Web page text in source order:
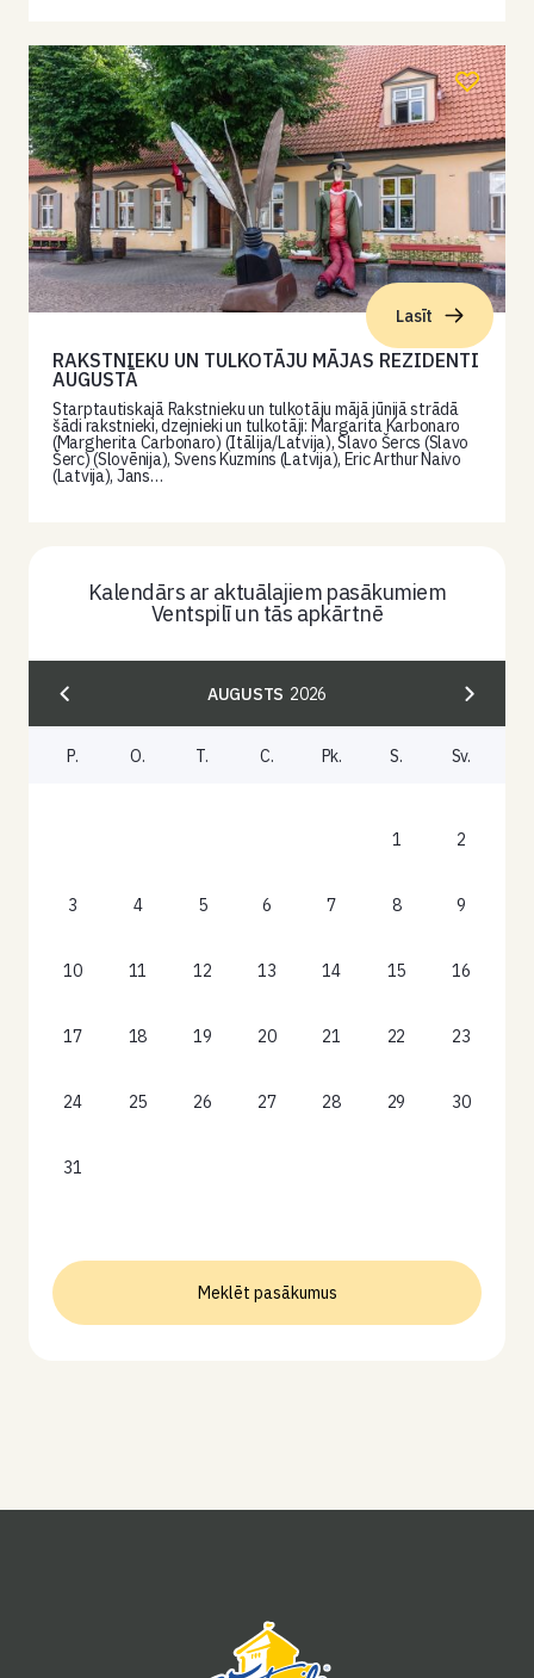
Lasīt
RAKSTNIEKU UN TULKOTĀJU MĀJAS REZIDENTI
AUGUSTĀ
Starptautiskajā Rakstnieku un tulkotāju mājā jūnijā strādā
šādi rakstnieki, dzejnieki un tulkotāji: Margarita Karbonaro
(Margherita Carbonaro) (Itālija/Latvija), Slavo Šercs (Slavo
Šerc) (Slovēnija), Svens Kuzmins (Latvija), Eric Arthur Naivo
(Latvija), Jans…
Kalendārs ar aktuālajiem pasākumiem
Ventspilī un tās apkārtnē
AUGUSTS 2026
P. O. T. C. Pk. S. Sv.
1 2
3 4 5 6 7 8 9
10 11 12 13 14 15 16
17 18 19 20 21 22 23
24 25 26 27 28 29 30
31
Meklēt pasākumus